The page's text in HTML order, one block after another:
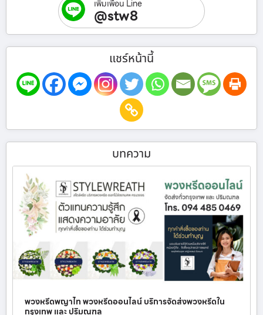
เพิ่มเพื่อน Line
@stw8
แชร์หน้านี้
บทความ
พวงหรีดพญาไท พวงหรีดออนไลน์ บริการจัดส่งพวงหรีดใน
กรุงเทพ และ ปริมณฑล